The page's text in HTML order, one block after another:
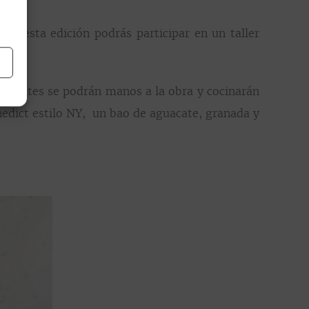
esta edición podrás participar en un taller
se podrán manos a la obra y cocinarán
estilo NY, un bao de aguacate, granada y